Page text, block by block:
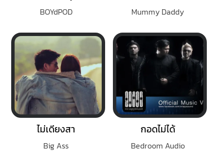
BOYdPOD Mummy Daddy
ไม่เดียงสา
Big Ass
กอดไม่ได้
Bedroom Audio